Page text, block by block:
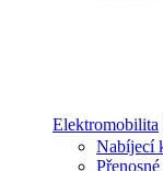
Elektromobilita
Nabíjecí